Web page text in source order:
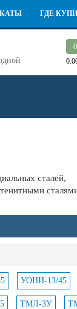
ГДЕ
0
сталей,
УОНИ-13/45
ТМЛ-3У